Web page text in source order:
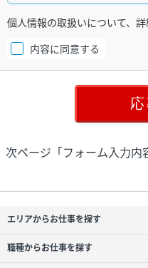
個人情報の取扱いについて、詳
内容に同意する
次ページ「フォーム入力内
エリアからお仕事を探す
職種からお仕事を探す